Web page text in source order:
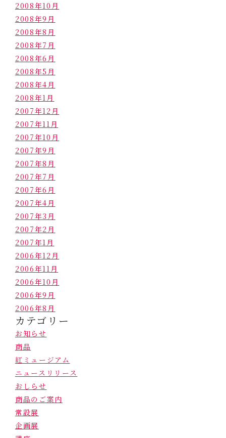
2008年10月
2008年9月
2008年8月
2008年7月
2008年6月
2008年5月
2008年4月
2008年1月
2007年12月
2007年11月
2007年10月
2007年9月
2007年8月
2007年7月
2007年6月
2007年4月
2007年3月
2007年2月
2007年1月
2006年12月
2006年11月
2006年10月
2006年9月
2006年8月
カテゴリー
お知らせ
商品
紅ミュージアム
ニュースリリース
おしらせ
商品のご案内
常設展
企画展